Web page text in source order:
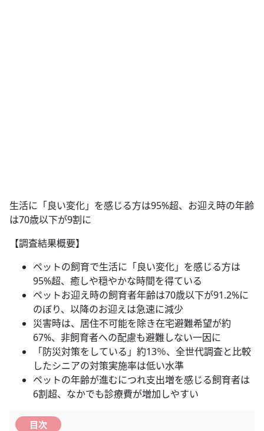
生活に「良い変化」を感じる方は95%超、お迎え時の年齢
は70歳以下が9割に
【調査結果概要】
ペットの飼育で生活に「良い変化」を感じる方は
95%超、癒しや穏やかな時間を得ている
ペットお迎え時の飼育者年齢は70歳以下が91.2%に
のぼり、以降のお迎えは急速に減少
災害時は、居住不可能を除き在宅避難希望が約
67%、非飼育者への配慮も避難しない一因に
「防災対策をしている」約13％、全世代調査と比較
したシニアの対策実施率は低い水準
ペットの年齢が進むにつれ支出増を感じる飼育者は
6割超、なかでも診療費が増加しやすい
目次